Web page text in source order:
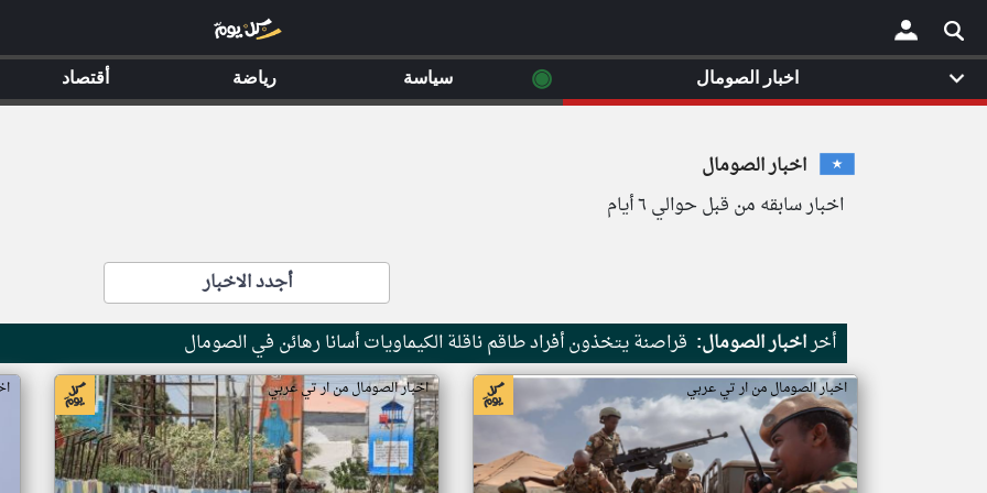
×
اخبار الصومال
اخبار سابقه من قبل حوالي ٦ أيام
أجدد الاخبار
أخراخبار الصومال: قراصنة يتخذون أفراد طاقم ناقلة الكيماويات أسانا رهائن في الصومال
اخبار الصومال من ار تي عربي اخبار الصومال من ار تي عربي
اخبار الصومال ◉ سياسة رياضة أقتصاد